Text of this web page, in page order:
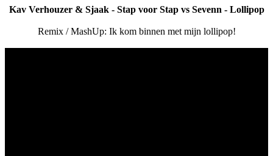
Kav Verhouzer & Sjaak - Stap voor Stap vs Sevenn - Lollipop
Remix / MashUp: Ik kom binnen met mijn lollipop!